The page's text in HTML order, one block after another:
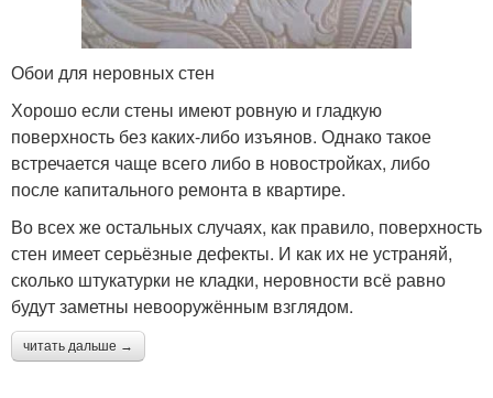
Обои для неровных стен
Хорошо если стены имеют ровную и гладкую
поверхность без каких-либо изъянов. Однако такое
встречается чаще всего либо в новостройках, либо
после капитального ремонта в квартире.
Во всех же остальных случаях, как правило, поверхность
стен имеет серьёзные дефекты. И как их не устраняй,
сколько штукатурки не кладки, неровности всё равно
будут заметны невооружённым взглядом.
читать дальше →